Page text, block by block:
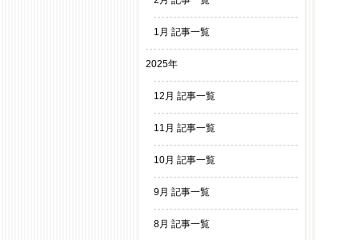
1月 記事一覧
2025年
12月 記事一覧
11月 記事一覧
10月 記事一覧
9月 記事一覧
8月 記事一覧